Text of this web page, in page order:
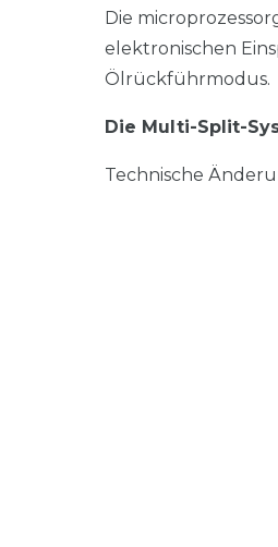
Die
elektronischen
Ölrückführmodus.
Die Multi-Split-
Technische